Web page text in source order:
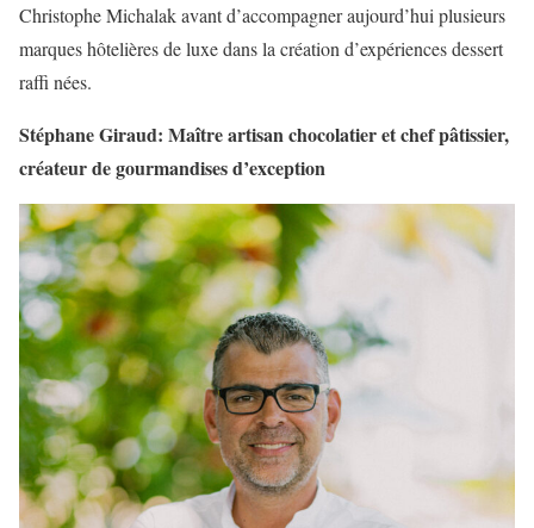
Christophe Michalak avant d’accompagner aujourd’hui plusieurs
marques hôtelières de luxe dans la création d’expériences dessert
raffi nées.
Stéphane Giraud: Maître artisan chocolatier et chef pâtissier,
créateur de gourmandises d’exception